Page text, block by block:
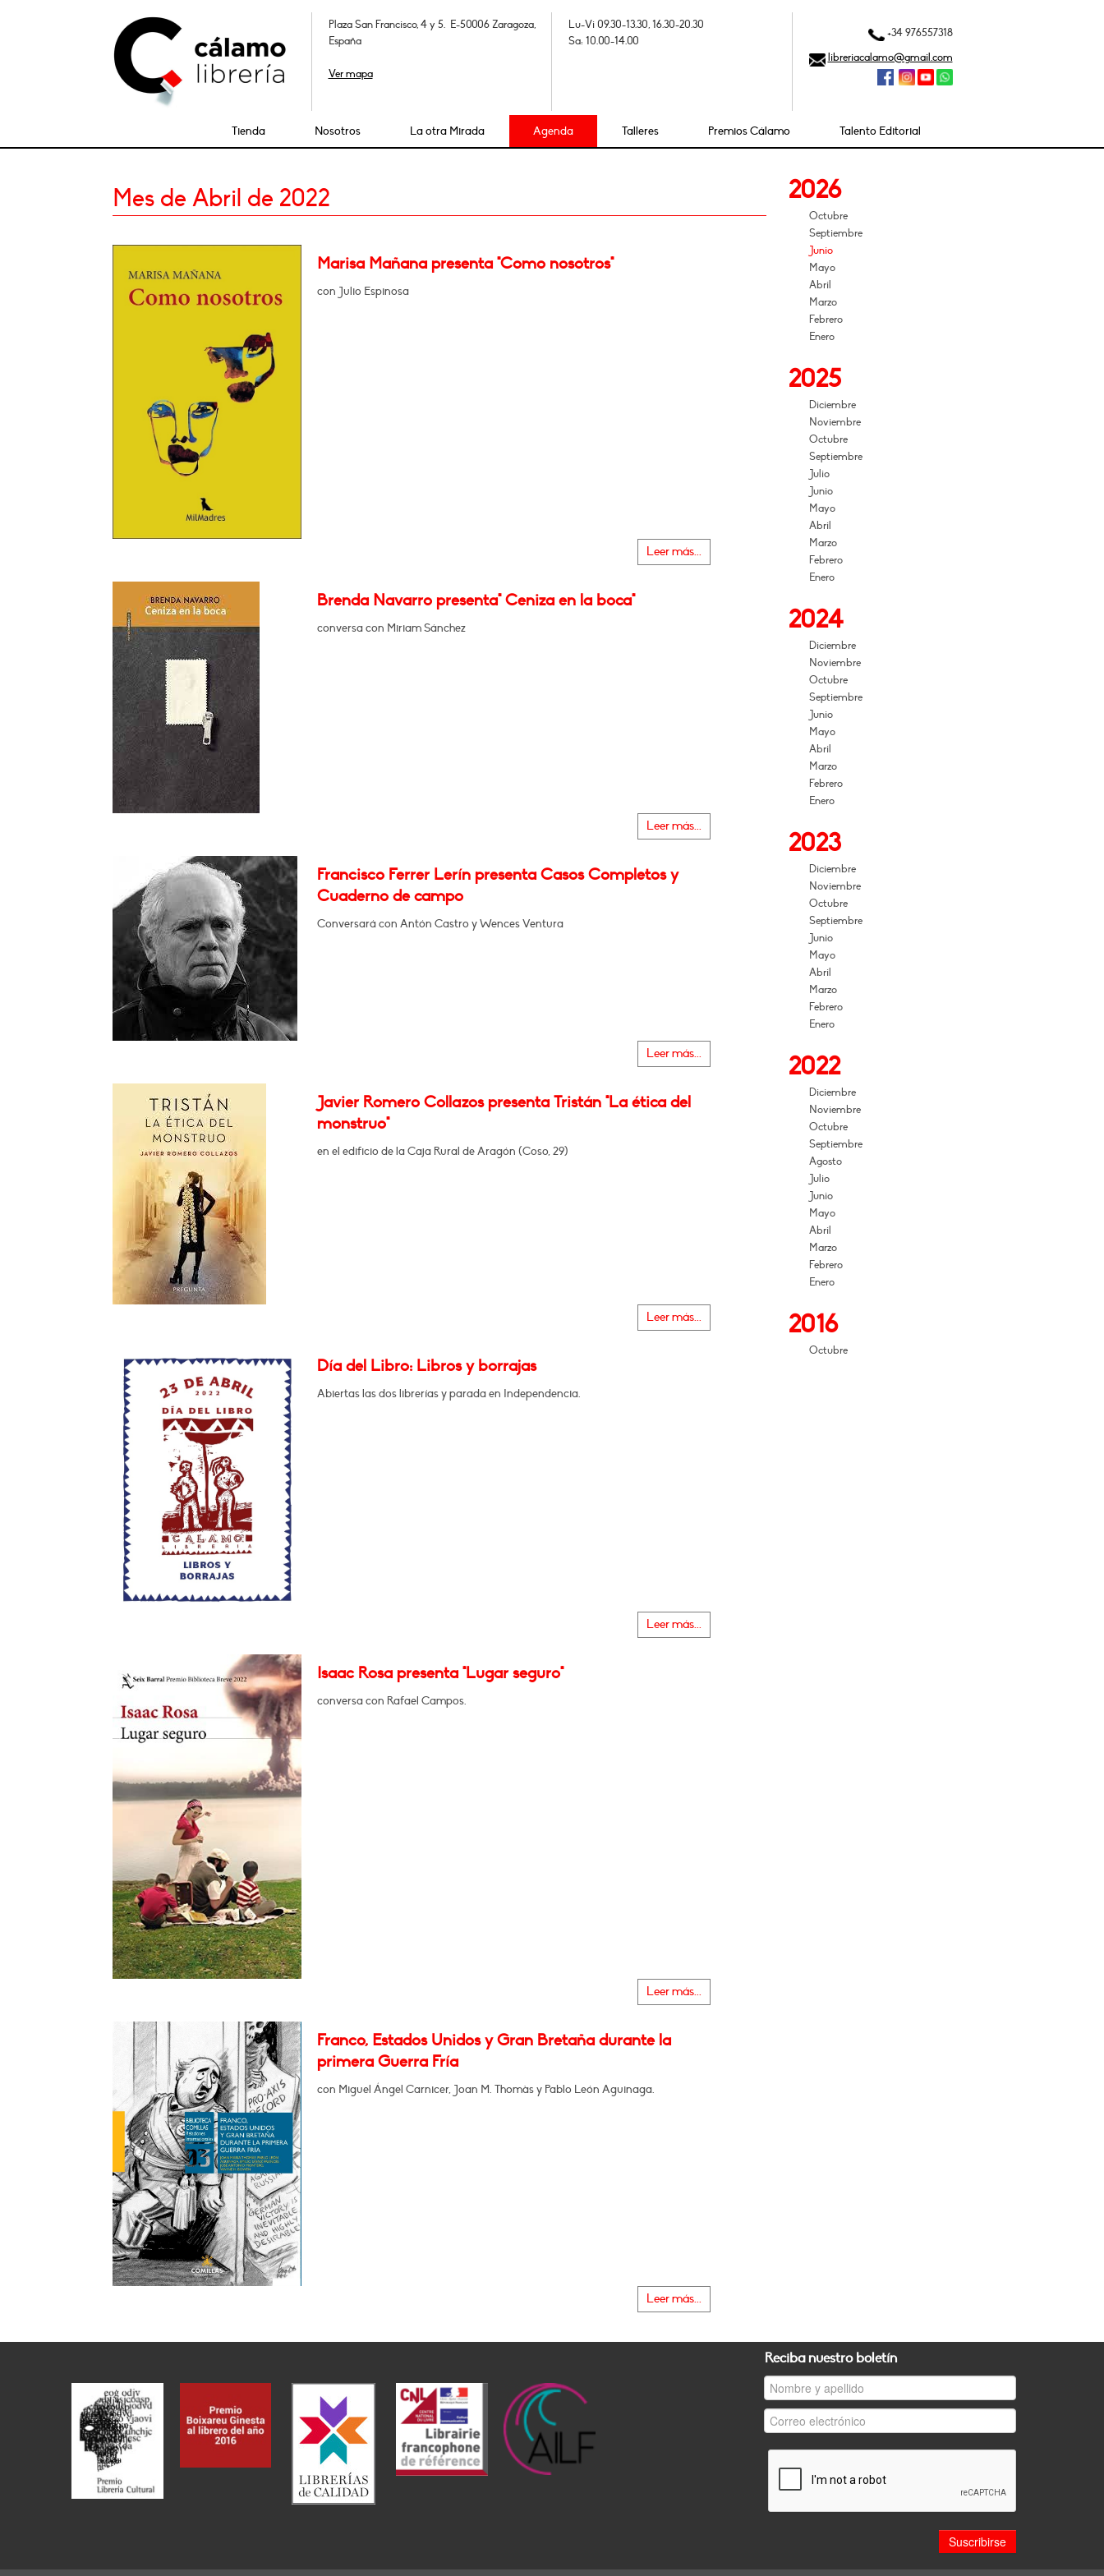
Plaza San Francisco, 4 y 5. E-50006 Zaragoza,
España
Ver mapa
Lu-Vi 09.30-13.30, 16.30-20.30
Sa: 10.00-14.00
+34 976557318
libreriacalamo@gmail.com
Tienda Nosotros La otra Mirada Agenda Talleres Premios Cálamo Talento Editorial
Mes de Abril de 2022
Marisa Mañana presenta "Como nosotros"
con Julio Espinosa
Leer más...
Brenda Navarro presenta" Ceniza en la boca"
conversa con Miriam Sánchez
Leer más...
Francisco Ferrer Lerín presenta Casos Completos y
Cuaderno de campo
Conversará con Antón Castro y Wences Ventura
Leer más...
Javier Romero Collazos presenta Tristán "La ética del
monstruo"
en el edificio de la Caja Rural de Aragón (Coso, 29)
Leer más...
Día del Libro: Libros y borrajas
Abiertas las dos librerías y parada en Independencia.
Leer más...
Isaac Rosa presenta "Lugar seguro"
conversa con Rafael Campos.
Leer más...
Franco, Estados Unidos y Gran Bretaña durante la
primera Guerra Fría
con Miguel Ángel Carnicer, Joan M. Thomàs y Pablo León Aguinaga.
Leer más...
2026
Octubre
Septiembre
Junio
Mayo
Abril
Marzo
Febrero
Enero
2025
Diciembre
Noviembre
Octubre
Septiembre
Julio
Junio
Mayo
Abril
Marzo
Febrero
Enero
2024
Diciembre
Noviembre
Octubre
Septiembre
Junio
Mayo
Abril
Marzo
Febrero
Enero
2023
Diciembre
Noviembre
Octubre
Septiembre
Junio
Mayo
Abril
Marzo
Febrero
Enero
2022
Diciembre
Noviembre
Octubre
Septiembre
Agosto
Julio
Junio
Mayo
Abril
Marzo
Febrero
Enero
2016
Octubre
Reciba nuestro boletín